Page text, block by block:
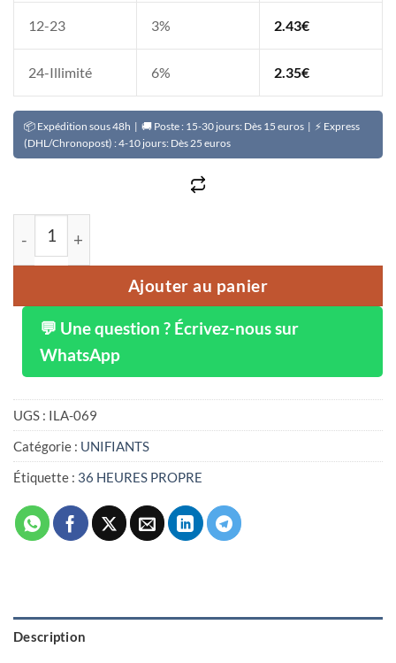
12-23 3% 2.43€
24-Illimité 6% 2.35€
📦 Expédition sous 48h | 🚚 Poste : 15-30 jours: Dès 15 euros | ⚡ Express
(DHL/Chronopost) : 4-10 jours: Dès 25 euros
quantité de Super blanchisseur anti-tâche 36 HEURES
Ajouter au panier
💬 Une question ? Écrivez-nous sur
WhatsApp
UGS : ILA-069
Catégorie : UNIFIANTS
Étiquette : 36 HEURES PROPRE
Description